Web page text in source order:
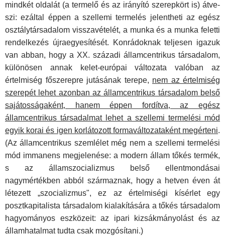
mindkét oldalát (a termelő és az irányító szerepkört is) átve­
szi: ezáltal éppen a szellemi termelés jelentheti az egész
osz­tálytársadalom visszavételét, a munka és a munka feletti
rendelkezés újraegyesítését. Konrádoknak teljesen igazuk
van abban, hogy a XX. századi államcentrikus társadalom,
kü­lönösen annak kelet-európai változata valóban az
értelmiség főszerepre jutásának terepe, nem az értelmiség
szerepét le­het azonban az államcentrikus társadalom belső
sajátos­ságaként, hanem éppen fordítva, az egész
államcentrikus társadalmat lehet a szellemi termelési mód
egyik korai és igen korlátozott formaváltozataként megérteni.
(Az állam­centrikus szemlélet még nem a szellemi termelési
mód imma­nens megjelenése: a modern állam tőkés termék,
s az állam­szocializmus belső ellentmondásai
nagymértékben abból származnak, hogy a hetven éven át
létezett „szocializmus", ez az értelmiségi kísérlet egy
posztkapitalista társadalom ki­alakítására a tőkés társadalom
hagyományos eszközeit: az ipari kizsákmányolást és az
államhatalmat tudta csak mozgó­sítani.)